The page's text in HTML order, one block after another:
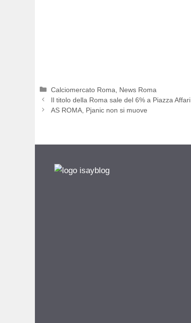
Categorie
Calciomercato Roma
News Roma
Il titolo della Roma sale del 6% a Piazza Affari
AS ROMA, Pjanic non si muove